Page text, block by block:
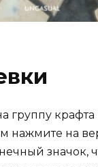
группу
нажмите на
значок,